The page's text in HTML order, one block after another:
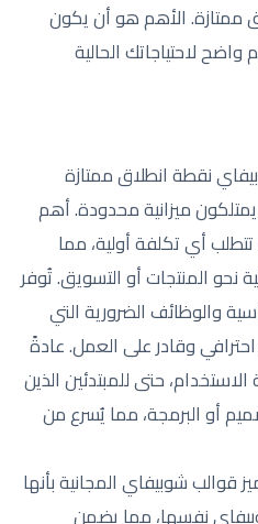
ممتازة. الأهم هو أن يكون
لاحتياجاتك الحالية
نقطة انطلاق ممتازة
يمتلكون ميزانية محدودة. أهم
أي تكلفة أولية، مما
نحو المنتجات أو التسويق. تُوفر
والوظائف الضرورية التي
وقادر على العمل. عادةً
حتى للمبتدئين الذين
أو البرمجة، مما يُسرع من
قوالب شوبيفاي المجانية بأنها
نفسها، مما يضمن